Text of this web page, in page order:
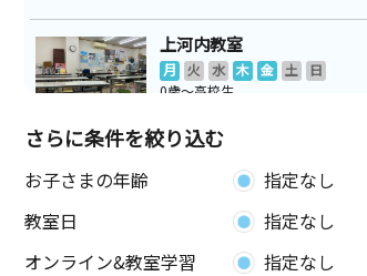
上河内教室
月 火 水 木 金 土
日
0歳～高校生
大谷北教室
木 金 土 日
0歳～高校生
神奈川県海老名市大谷北３丁目３－３３ 湯川ビ
ル１階
さらに条件を絞り込む
お子さまの年齢 指定なし
教室日
指定なし
オンライン&教室学習
指定なし